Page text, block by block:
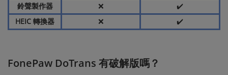
鈴聲製作器 ❌
✔️
HEIC 轉換器
❌ ✔️
FonePaw DoTrans 有破解版嗎？